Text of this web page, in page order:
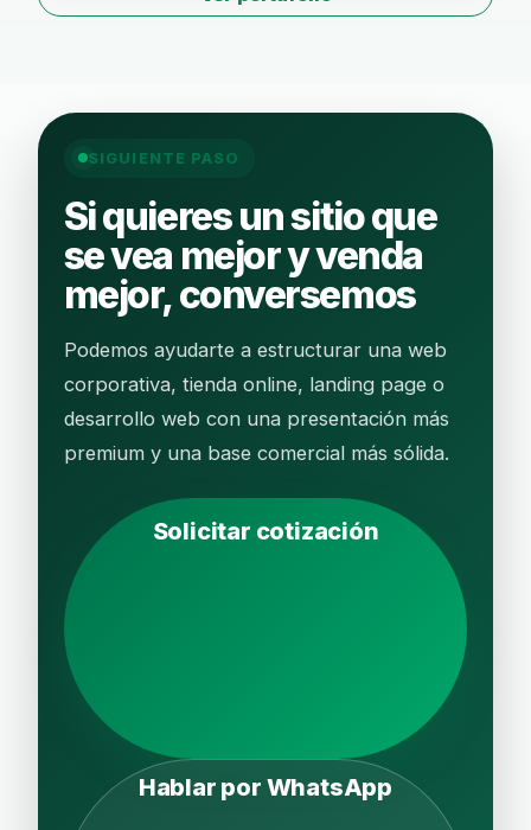
SIGUIENTE PASO
Si quieres un sitio que
se vea mejor y venda
mejor, conversemos
Podemos ayudarte a estructurar una web
corporativa, tienda online, landing page o
desarrollo web con una presentación más
premium y una base comercial más sólida.
Solicitar cotización
Hablar por WhatsApp